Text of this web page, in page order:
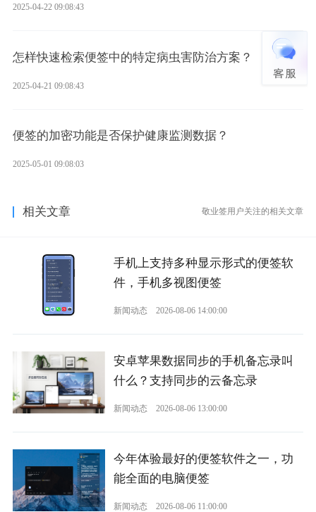
2025-04-22 09:08:43
怎样快速检索便签中的特定病虫害防治方案？
2025-04-21 09:08:43
便签的加密功能是否保护健康监测数据？
2025-05-01 09:08:03
相关文章 敬业签用户关注的相关文章
手机上支持多种显示形式的便签软
件，手机多视图便签
新闻动态 2026-08-06 14:00:00
安卓苹果数据同步的手机备忘录叫
什么？支持同步的云备忘录
新闻动态 2026-08-06 13:00:00
今年体验最好的便签软件之一，功
能全面的电脑便签
新闻动态 2026-08-06 11:00:00